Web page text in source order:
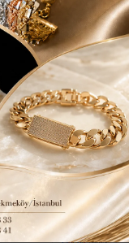
Yerel Haberler
ABONE OL